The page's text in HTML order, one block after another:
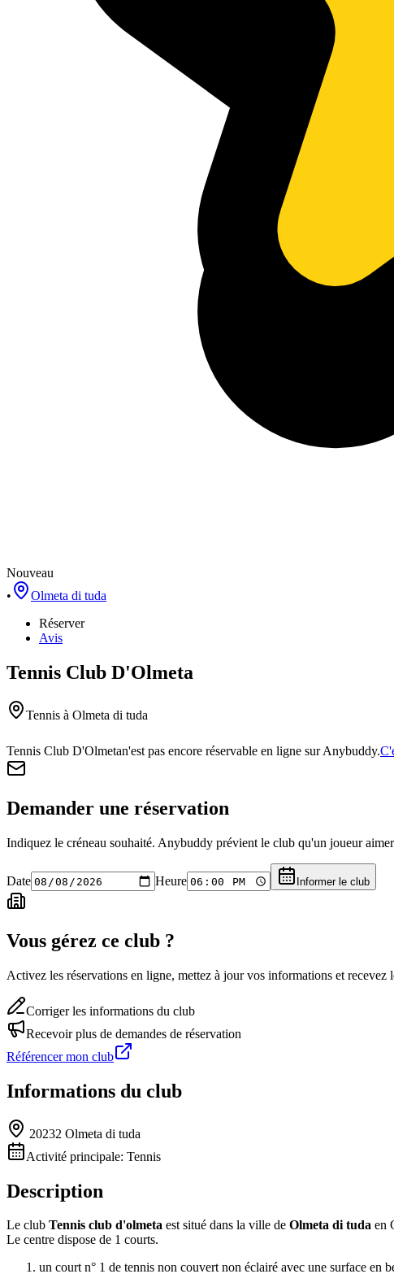
Nouveau
•
Olmeta di tuda
Réserver
Avis
Tennis Club D'Olmeta
Tennis à Olmeta di tuda
Tennis Club D'Olmetan'est pas encore réservable en ligne sur Anybuddy.
Demander une réservation
Indiquez le créneau souhaité. Anybuddy prévient le club qu'un joueur
Date Heure Informer le club
Vous gérez ce club ?
Activez les réservations en ligne, mettez à jour vos informations et recevez
Corriger les informations du club
Recevoir plus de demandes de réservation
Référencer mon club
Informations du club
20232 Olmeta di tuda
Activité principale: Tennis
Description
Le club Tennis club d'olmeta est situé dans la ville de Olmeta di tuda en
Le centre dispose de 1 courts.
un court n° 1 de tennis non couvert non éclairé avec une surface en